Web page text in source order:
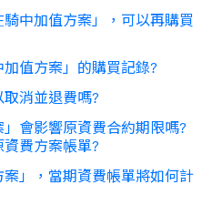
中加值方案」，可以再購買
值方案」的購買記錄?
消並退費嗎?
會影響原資費合約期限嗎?
費方案帳單?
」，當期資費帳單將如何計